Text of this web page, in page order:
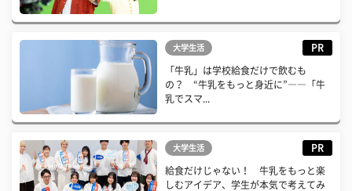
大学生活 PR
「牛乳」は学校給食だけで飲むも
の？ “牛乳をもっと身近に”――「牛
乳でスマ...
大学生活 PR
給食だけじゃない！ 牛乳をもっと楽
しむアイデア、学生が本気で考えてみ